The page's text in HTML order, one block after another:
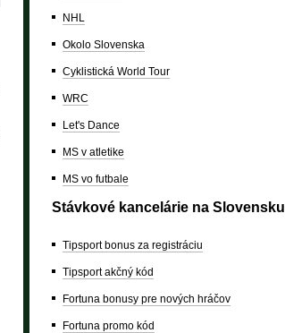
NHL
Okolo Slovenska
Cyklistická World Tour
WRC
Let's Dance
MS v atletike
MS vo futbale
Stávkové kancelárie na Slovensku
Tipsport bonus za registráciu
Tipsport akčný kód
Fortuna bonusy pre nových hráčov
Fortuna promo kód